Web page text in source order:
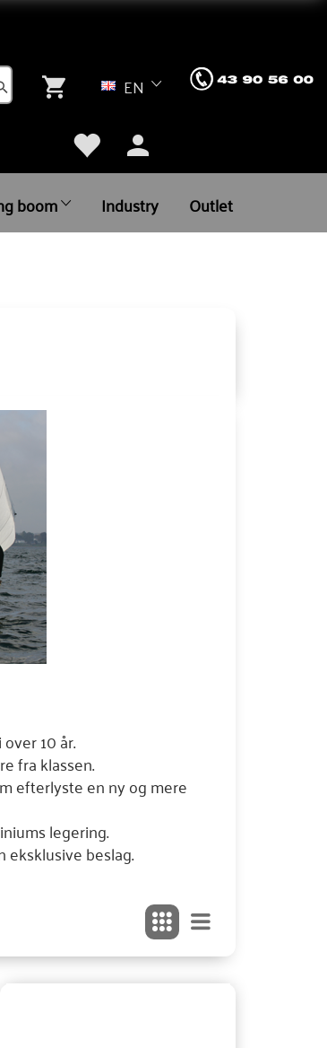
EN
boom Industry Outlet
10 år.
fra klassen.
efterlyste en ny og mere
legering.
beslag.